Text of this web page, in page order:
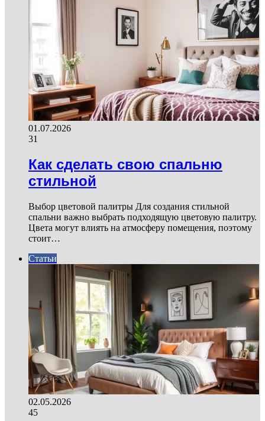
01.07.2026
31
Как сделать свою спальню
стильной
Выбор цветовой палитры Для создания стильной
спальни важно выбрать подходящую цветовую палитру.
Цвета могут влиять на атмосферу помещения, поэтому
стоит…
Статьи
02.05.2026
45